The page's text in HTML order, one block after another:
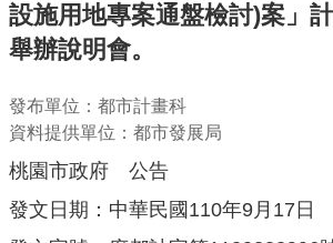
認
識
們
機
關
訊
設施用地專案通盤檢討)案」
舉辦說明會。
發布單位：都市計畫科
資料提供單位：都市發展局
桃園市政府 公告
發文日期：中華民國110年9月17日